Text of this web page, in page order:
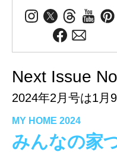
Next Issue
2024年2月号は1月9
MY HOME 2024
みんなの家